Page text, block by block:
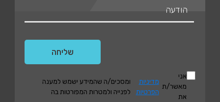
אני
מאשר/ת
את
מדיניות
הפרטיות
ומסכים/ה שהמידע ישמש למענה
לפנייה ולמטרות המפורטות בה